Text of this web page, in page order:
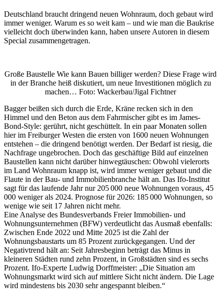
Deutschland braucht dringend neuen Wohnraum, doch gebaut wird
immer weniger. Warum es so weit kam – und wie man die Baukrise
vielleicht doch überwinden kann, haben unsere Autoren in diesem
Special zusammengetragen.
Große Baustelle Wie kann Bauen billiger werden? Diese Frage wird
in der Branche heiß diskutiert, um neue Investitionen möglich zu
machen… Foto: Wackerbau/Jigal Fichtner
Bagger beißen sich durch die Erde, Kräne recken sich in den
Himmel und den Beton aus dem Fahrmischer gibt es im James-
Bond-Style: gerührt, nicht geschüttelt. In ein paar Monaten sollen
hier im Freiburger Westen die ersten von 1600 neuen Wohnungen
entstehen – die dringend benötigt werden. Der Bedarf ist riesig, die
Nachfrage ungebrochen. Doch das geschäftige Bild auf einzelnen
Baustellen kann nicht darüber hinwegtäuschen: Obwohl vielerorts
im Land Wohnraum knapp ist, wird immer weniger gebaut und die
Flaute in der Bau- und Immobilienbranche hält an. Das Ifo-Institut
sagt für das laufende Jahr nur 205 000 neue Wohnungen voraus, 45
000 weniger als 2024. Prognose für 2026: 185 000 Wohnungen, so
wenige wie seit 17 Jahren nicht mehr.
Eine Analyse des Bundesverbands Freier Immobilien- und
Wohnungsunternehmen (BFW) verdeutlicht das Ausmaß ebenfalls:
Zwischen Ende 2022 und Mitte 2025 ist die Zahl der
Wohnungsbaustarts um 85 Prozent zurückgegangen. Und der
Negativtrend hält an: Seit Jahresbeginn beträgt das Minus in
kleineren Städten rund zehn Prozent, in Großstädten sind es sechs
Prozent. Ifo-Experte Ludwig Dorffmeister: „Die Situation am
Wohnungsmarkt wird sich auf mittlere Sicht nicht ändern. Die Lage
wird mindestens bis 2030 sehr angespannt bleiben.“